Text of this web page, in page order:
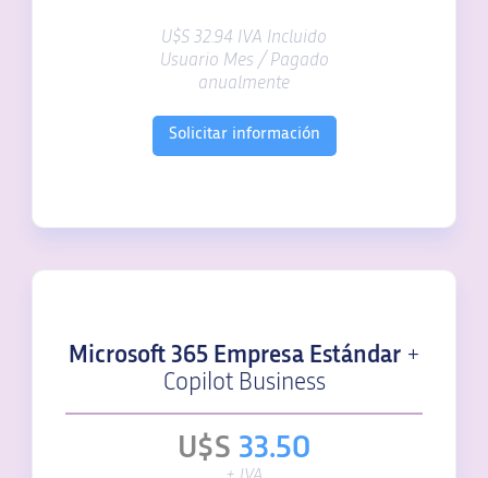
U$S 32.94 IVA Incluido
Usuario Mes / Pagado
anualmente
Solicitar información
Microsoft 365 Empresa Estándar+
Copilot Business
U$S 33.50